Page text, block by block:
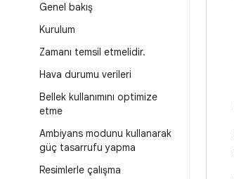
Genel bakış
Kurulum
Zamanı temsil etmelidir.
Hava durumu verileri
Bellek kullanımını optimize
etme
Ambiyans modunu kullanarak
güç tasarrufu yapma
Resimlerle çalışma